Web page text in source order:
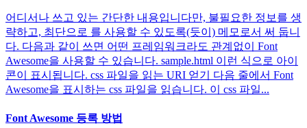
어디서나 쓰고 있는 간단한 내용입니다만, 불필요한 정보를 생
략하고, 최단으로 를 사용할 수 있도록(듯이) 메모로서 써 둡니
다. 다음과 같이 쓰면 어떤 프레임워크라도 관계없이 Font
Awesome을 사용할 수 있습니다. sample.html 이런 식으로 아이
콘이 표시됩니다. css 파일을 읽는 URI 얻기 다음 줄에서 Font
Awesome을 표시하는 css 파일을 읽습니다. 이 css 파일...
Font Awesome 등록 방법